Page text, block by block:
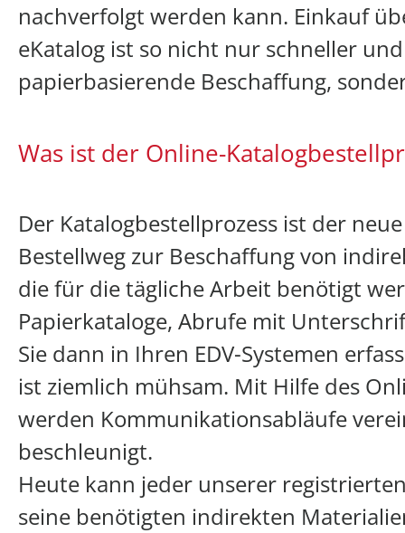
nachverfolgt werden kann. Einkauf
eKatalog ist so nicht nur schneller
papierbasierende Beschaffung,
Was ist der Online-
Der Katalogbestellprozess ist der
Bestellweg zur Beschaffung von
die für die tägliche Arbeit benötigt
Papierkataloge, Abrufe mit
Sie dann in Ihren EDV-Systemen
ist ziemlich mühsam. Mit Hilfe des
werden Kommunikationsabläufe
beschleunigt.
Heute kann jeder unserer
seine benötigten indirekten